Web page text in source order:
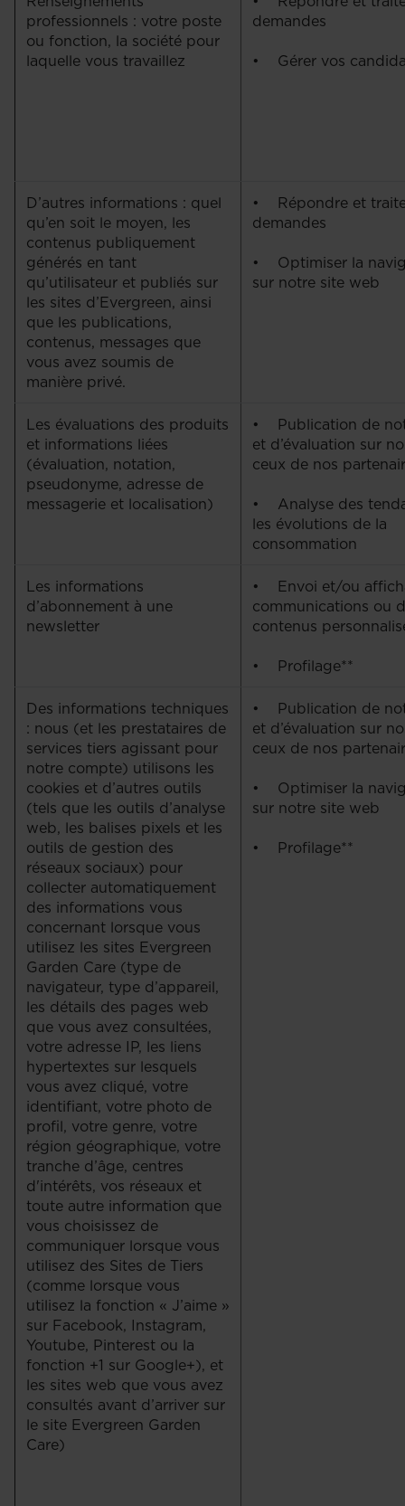
professionnels : votre poste
ou fonction, la société pour
laquelle vous travaillez
demandes
• Gérer vos
D’autres informations : quel
qu’en soit le moyen, les
contenus publiquement
générés en tant
qu’utilisateur et publiés sur
les sites d’Evergreen, ainsi
que les publications,
contenus, messages que
vous avez soumis de
manière privé.
• Répondre et
demandes
• Optimiser la
sur notre site web
Les évaluations des produits
et informations liées
(évaluation, notation,
pseudonyme, adresse de
messagerie et localisation)
• Publication de
et d’évaluation sur
ceux de nos
• Analyse des
les évolutions de la
consommation
Les informations
d’abonnement à une
newsletter
• Envoi et/ou
communications ou
contenus
• Profilage**
Des informations techniques
: nous (et les prestataires de
services tiers agissant pour
notre compte) utilisons les
cookies et d’autres outils
(tels que les outils d’analyse
web, les balises pixels et les
outils de gestion des
réseaux sociaux) pour
collecter automatiquement
des informations vous
concernant lorsque vous
utilisez les sites Evergreen
Garden Care (type de
navigateur, type d’appareil,
les détails des pages web
que vous avez consultées,
votre adresse IP, les liens
hypertextes sur lesquels
vous avez cliqué, votre
identifiant, votre photo de
profil, votre genre, votre
région géographique, votre
tranche d’âge, centres
d'intérêts, vos réseaux et
toute autre information que
vous choisissez de
communiquer lorsque vous
utilisez des Sites de Tiers
(comme lorsque vous
utilisez la fonction « J’aime »
sur Facebook, Instagram,
Youtube, Pinterest ou la
fonction +1 sur Google+), et
les sites web que vous avez
consultés avant d’arriver sur
le site Evergreen Garden
Care)
• Publication de
et d’évaluation sur
ceux de nos
• Optimiser la
sur notre site web
• Profilage**